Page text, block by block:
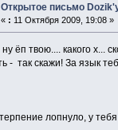
Открытое письмо
« : 11 Октября 2009, 19:08 »
ну ёп твою.... какого х...
- так скажи! За язык
лопнуло, у тебя